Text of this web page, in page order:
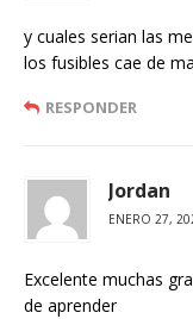
y cuales serian las
los fusibles cae de
RESPONDER
Jordan
ENERO 27,
Excelente muchas
de aprender